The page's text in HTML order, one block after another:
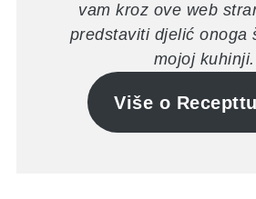
vam kroz ove web
predstaviti djelić onoga
mojoj kuhinji.
Više o